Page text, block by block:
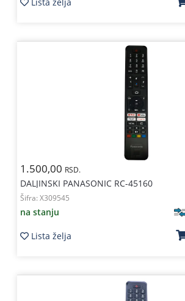
1.500,00 RSD.
DALJINSKI PANASONIC RC-45160
Šifra: X309545
na stanju
Lista želja